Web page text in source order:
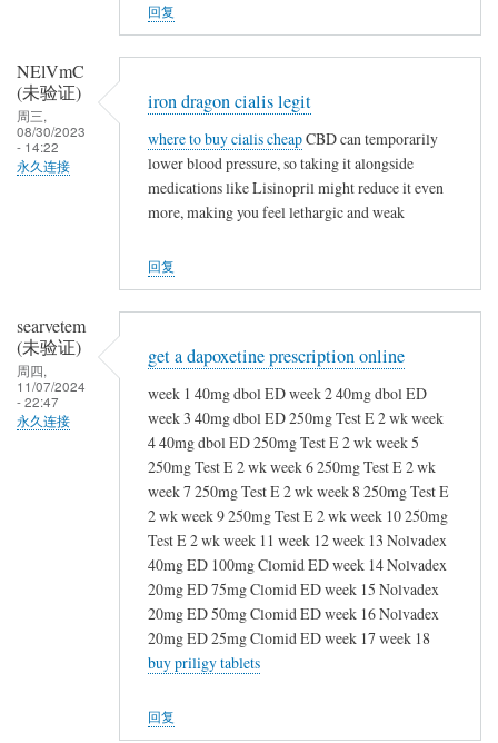
回复
NElVmC
(未验证)
周三,
08/30/2023
- 14:22
永久连接
iron dragon cialis legit
where to buy cialis cheapCBD can temporarily
lower blood pressure, so taking it alongside
medications like Lisinopril might reduce it even
more, making you feel lethargic and weak
回复
searvetem
(未验证)
周四,
11/07/2024
- 22:47
永久连接
get a dapoxetine prescription online
week 1 40mg dbol ED week 2 40mg dbol ED
week 3 40mg dbol ED 250mg Test E 2 wk week
4 40mg dbol ED 250mg Test E 2 wk week 5
250mg Test E 2 wk week 6 250mg Test E 2 wk
week 7 250mg Test E 2 wk week 8 250mg Test E
2 wk week 9 250mg Test E 2 wk week 10 250mg
Test E 2 wk week 11 week 12 week 13 Nolvadex
40mg ED 100mg Clomid ED week 14 Nolvadex
20mg ED 75mg Clomid ED week 15 Nolvadex
20mg ED 50mg Clomid ED week 16 Nolvadex
20mg ED 25mg Clomid ED week 17 week 18
buy priligy tablets
回复